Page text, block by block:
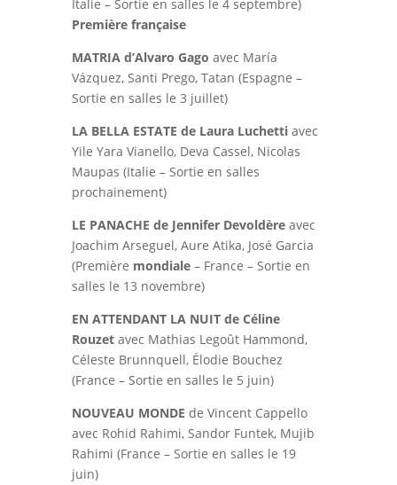
Italie – Sortie en salles le 4 septembre)
Première française
MATRIA d’Alvaro Gago avec María
Vázquez, Santi Prego, Tatan (Espagne –
Sortie en salles le 3 juillet)
LA BELLA ESTATE de Laura Luchetti avec
Yile Yara Vianello, Deva Cassel, Nicolas
Maupas (Italie – Sortie en salles
prochainement)
LE PANACHE de Jennifer Devoldère avec
Joachim Arseguel, Aure Atika, José Garcia
(Première mondiale– France – Sortie en
salles le 13 novembre)
EN ATTENDANT LA NUIT de Céline
Rouzet avec Mathias Legoût Hammond,
Céleste Brunnquell, Élodie Bouchez
(France – Sortie en salles le 5 juin)
NOUVEAU MONDE de Vincent Cappello
avec Rohid Rahimi, Sandor Funtek, Mujib
Rahimi (France – Sortie en salles le 19
juin)